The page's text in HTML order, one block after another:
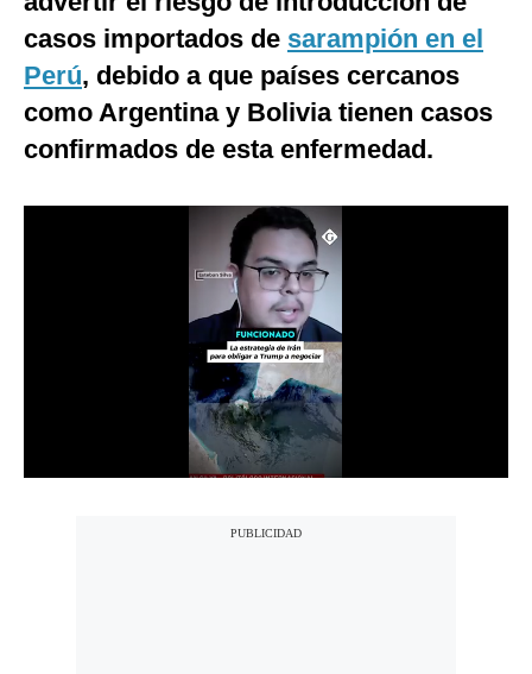
Mix
G de Gestión
casos importados de sarampión en el
Perú, debido a que países cercanos
como Argentina y Bolivia tienen casos
confirmados de esta enfermedad.